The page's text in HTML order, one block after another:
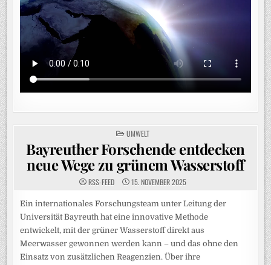
POSTED
IN
UMWELT
Bayreuther Forschende entdecken
neue Wege zu grünem Wasserstoff
RSS-FEED 15. NOVEMBER 2025
Ein internationales Forschungsteam unter Leitung der
Universität Bayreuth hat eine innovative Methode
entwickelt, mit der grüner Wasserstoff direkt aus
Meerwasser gewonnen werden kann – und das ohne den
Einsatz von zusätzlichen Reagenzien. Über ihre